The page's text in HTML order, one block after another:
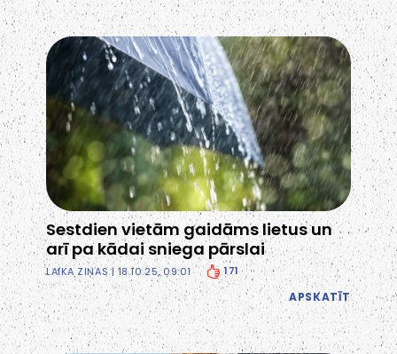
Sestdien vietām gaidāms lietus un
arī pa kādai sniega pārslai
LAIKA ZIŅAS| 18.10.25, 09:01 171
APSKATĪT